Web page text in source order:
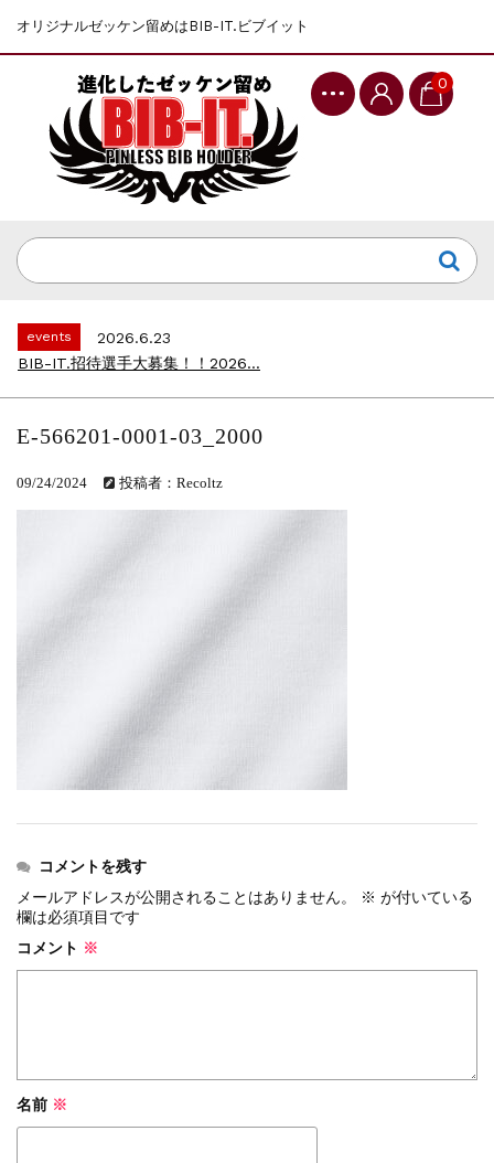
オリジナルゼッケン留めはBIB-IT.ビブイット
0
events
2025.10.1
events
2026.7.8
上尾シティハーフマラソン2026 記念T...
events
2026.3.26
BIB-IT.のZERO WASTE...
events
2026.2.2
第46回 丹波篠山ABCマラソン...
E-566201-0001-03_2000
09/24/2024 投稿者：Recoltz
コメントを残す
メールアドレスが公開されることはありません。
※ が付いている
欄は必須項目です
コメント ※
名前 ※